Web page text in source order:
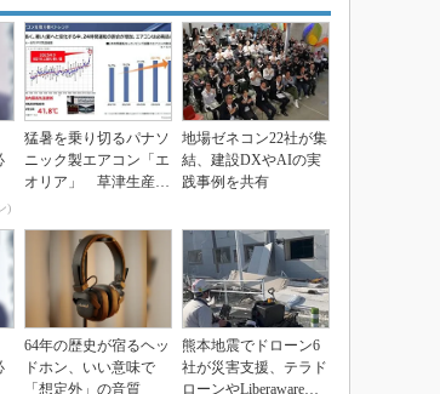
)
猛暑を乗り切るパナソ
ニック製エアコン「エ
オリア」 草津生産ラ
地場ゼネコン22社が集
結、建設DXやAIの実
践事例を共有
64年の歴史が宿るヘッ
ドホン、いい意味で
「想定外」の音質
熊本地震でドローン6
社が災害支援、テラド
ローンやLiberawareら